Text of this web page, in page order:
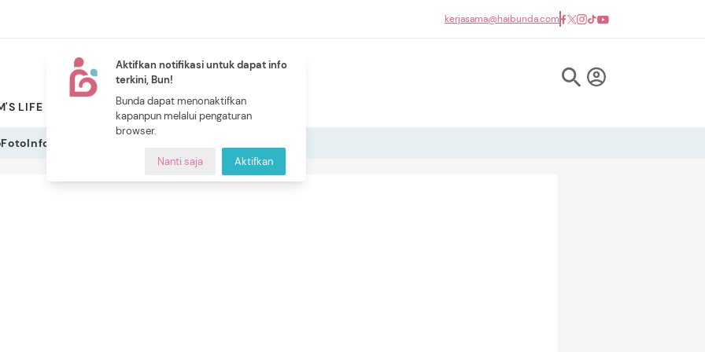
Aktifkan notifikasi untuk dapat info
terkini, Bun!
Bunda dapat menonaktifkan
kapanpun melalui pengaturan
browser.
Nanti saja Aktifkan
kerjasama@haibunda.com
LIFE PILIHAN BUNDA
NEW
CERITA BUNDA
FotoInfografis